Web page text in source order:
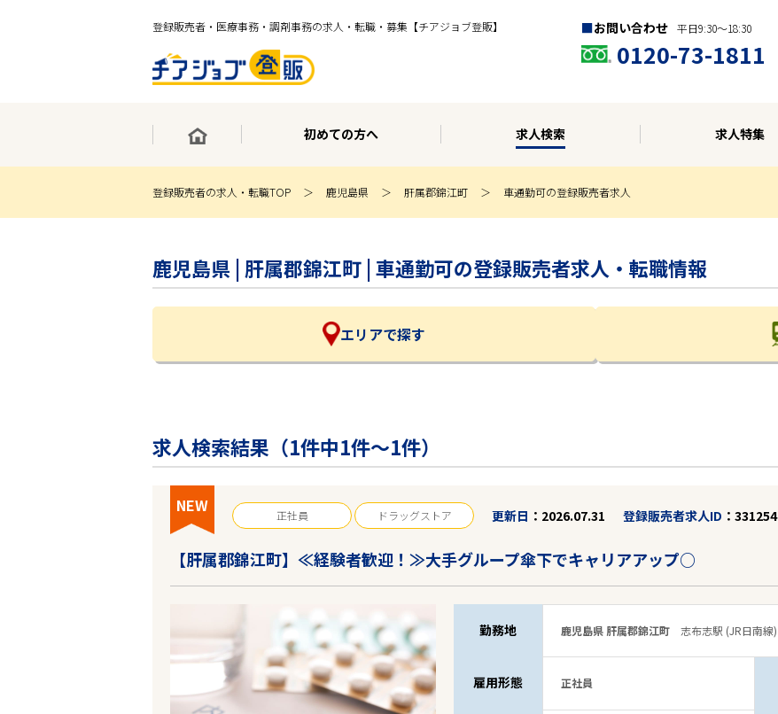
登録販売者・医療事務・調剤事務の求人・転職・募集【チアジョブ登販】 お問い合わせ 平日9:30〜18:30
0120-73-1811
初めての方へ 求人検索 求人特集
登録販売者の求人・転職TOP 鹿児島県 肝属郡錦江町 車通勤可の登録販売者求人
鹿児島県 | 肝属郡錦江町 | 車通勤可の登録販売者求人・転職情報
エリアで探す
求人検索結果（1件中1件～1件）
NEW 正社員 ドラッグストア 更新日 2026.07.31 登録販売者求人ID 331254
【肝属郡錦江町】≪経験者歓迎！≫大手グループ傘下でキャリアアップ○
勤務地 鹿児島県 肝属郡錦江町 志布志駅 (JR日南線)
雇用形態 正社員